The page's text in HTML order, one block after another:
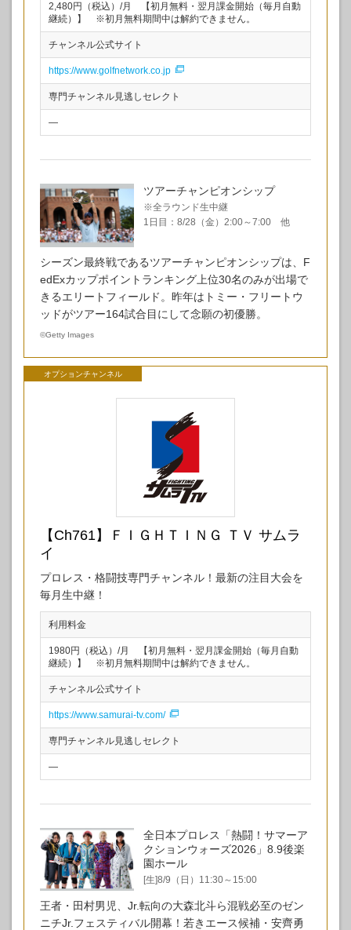
2,480円（税込）/月 【初月無料・翌月課金開始（毎月自動
継続）】 ※初月無料期間中は解約できません。
チャンネル公式サイト
https://www.golfnetwork.co.jp
専門チャンネル見逃しセレクト
—
ツアーチャンピオンシップ
※全ラウンド生中継
1日目：8/28（金）2:00～7:00 他
シーズン最終戦であるツアーチャンピオンシップは、F
edExカップポイントランキング上位30名のみが出場で
きるエリートフィールド。昨年はトミー・フリートウ
ッドがツアー164試合目にして念願の初優勝。
©Getty Images
【Ch761】ＦＩＧＨＴＩＮＧ ＴＶ サムラ
イ
オプションチャンネル
プロレス・格闘技専門チャンネル！最新の注目大会を
毎月生中継！
利用料金
1980円（税込）/月 【初月無料・翌月課金開始（毎月自動
継続）】 ※初月無料期間中は解約できません。
チャンネル公式サイト
https://www.samurai-tv.com/
専門チャンネル見逃しセレクト
—
全日本プロレス「熱闘！サマーア
クションウォーズ2026」8.9後楽
園ホール
[生]8/9（日）11:30～15:00
王者・田村男児、Jr.転向の大森北斗ら混戦必至のゼン
ニチJr.フェスティバル開幕！若きエース候補・安齊勇